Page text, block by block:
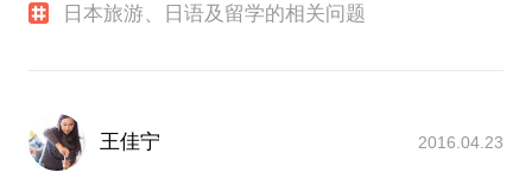
日本旅游、日语及留学的相关问题
王佳宁 2016.04.23